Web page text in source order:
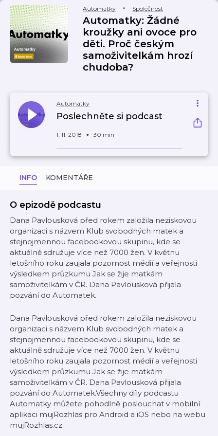
Automatky Společnost
Automatky: Žádné
kroužky ani ovoce pro
děti. Proč českým
samoživitelkám hrozí
chudoba?
Automatky
Poslechněte si podcast
1. 11. 2018 30 min
INFO KOMENTÁŘE
O epizodě podcastu
Dana Pavlousková před rokem založila neziskovou
organizaci s názvem Klub svobodných matek a
stejnojmennou facebookovou skupinu, kde se
aktuálně sdružuje více než 7000 žen. V květnu
letošního roku zaujala pozornost médií a veřejnosti
výsledkem průzkumu Jak se žije matkám
samoživitelkám v ČR. Dana Pavlousková přijala
pozvání do Automatek.
Dana Pavlousková před rokem založila neziskovou
organizaci s názvem Klub svobodných matek a
stejnojmennou facebookovou skupinu, kde se
aktuálně sdružuje více než 7000 žen. V květnu
letošního roku zaujala pozornost médií a veřejnosti
výsledkem průzkumu Jak se žije matkám
samoživitelkám v ČR. Dana Pavlousková přijala
pozvání do Automatek.Všechny díly podcastu
Automatky můžete pohodlně poslouchat v mobilní
aplikaci mujRozhlas pro Android a iOS nebo na webu
mujRozhlas.cz.